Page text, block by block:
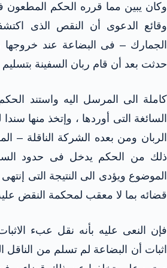
وكان يبين مما قرره الحكم
وقائع الدعوى أن النقص الذى
الجمارك – فى البضاعة عند خروجها
حدثت بعد أن قام ربان السفينة بتسليم
كاملة الى المرسل اليه واستند
السائغة التى أوردها ، وإتخذ منها
الربان ومن بعده الشركة الناقلة –
ذلك من الحكم يدخل فى حدود
الموضوع ويؤدى الى النتيجة التى
قضائه بما لا معقب لمحكمة النقض
فإن النعى عليه بأنه نقل عبء
اثبات أن البضاعة لم تسلم من الناقل